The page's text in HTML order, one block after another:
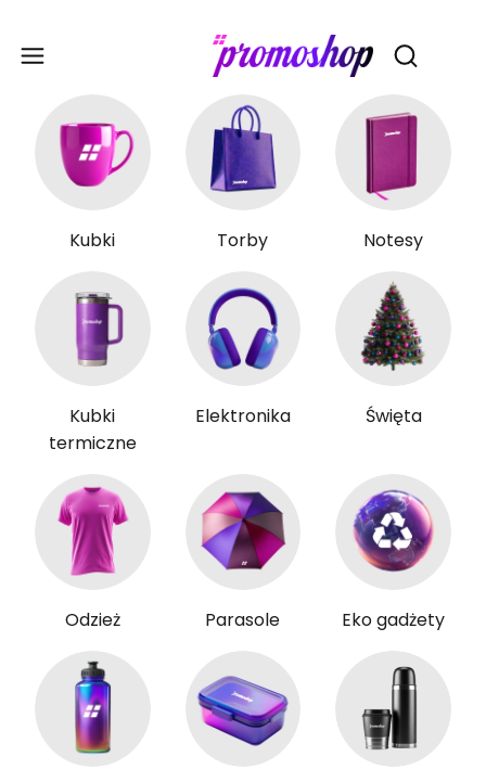
Otwórz
Kubki Torby Notesy
Kubki
termiczne
Elektronika Święta
Odzież Parasole Eko gadżety